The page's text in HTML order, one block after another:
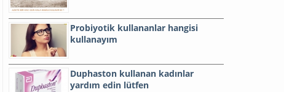
Probiyotik kullananlar hangisi
kullanayım
Duphaston kullanan kadınlar
yardım edin lütfen